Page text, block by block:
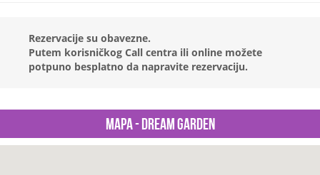
Rezervacije su obavezne.
Putem korisničkog Call centra ili online možete
potpuno besplatno da napravite rezervaciju.
Mapa - Dream Garden